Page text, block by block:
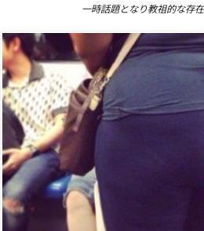
一時話題となり教祖的な存